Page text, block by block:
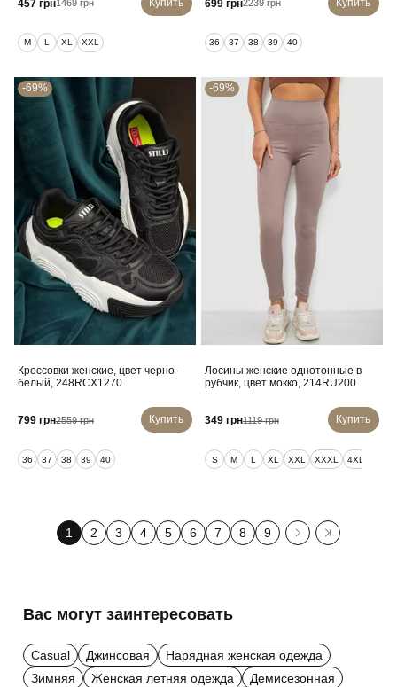
457 грн1469 грн
M L XL XXL
699 грн2239 грн
36 37 38 39 40
-69%
Кроссовки женские, цвет черно-
белый, 248RCX1270
799 грн2559 грн Купить
36 37 38 39 40
-69%
Лосины женские однотонные в
рубчик, цвет мокко, 214RU200
349 грн1119 грн Купить
S M L XL XXL XXXL 4XL
1 2 3 4 5 6 7 8 9
Вас могут заинтересовать
Casual Джинсовая
Нарядная женская одежда
Зимняя
Женская летняя одежда
Демисезонная